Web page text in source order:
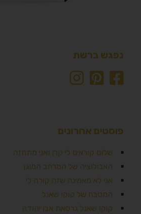
נפגש ברשת
פוסטים אחרונים
שלום קוראים לי קרן ואני מתחזה
האבולוציה של המרחב המוגן
אני לא מאמינה שזה קורה לי
המטבח של קוקו שאנל
קוקו שאנל גרסאת אבן יהודה